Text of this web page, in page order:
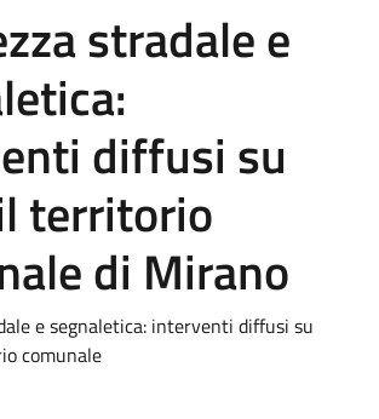
stradale e
diffusi su
territorio
di Mirano
e segnaletica: interventi diffusi su
comunale